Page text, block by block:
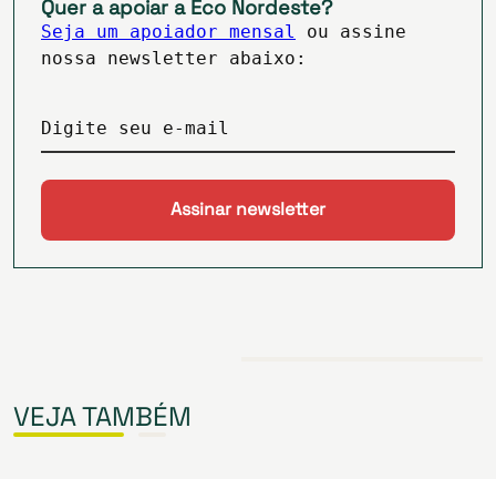
Quer a apoiar a Eco Nordeste?
Seja um apoiador mensal
ou assine
nossa newsletter abaixo:
Digite seu e-mail
VEJA TAMBÉM